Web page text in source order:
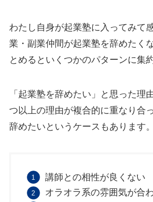
わたし自身が起業塾に入ってみて
業・副業仲間が起業塾を辞めたく
とめるといくつかのパターンに集
「起業塾を辞めたい」と思った理
つ以上の理由が複合的に重なり合
辞めたいというケースもあります。
講師との相性が良くない
オラオラ系の雰囲気が合